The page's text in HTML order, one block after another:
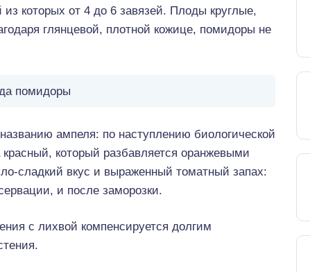
которых от 4 до 6 завязей. Плоды круглые,
глянцевой, плотной кожице, помидоры не
помидоры
ампеля: по наступлению биологической
который разбавляется оранжевыми
сладкий вкус и выраженный томатный запах:
и после заморозки.
с лихвой компенсируется долгим